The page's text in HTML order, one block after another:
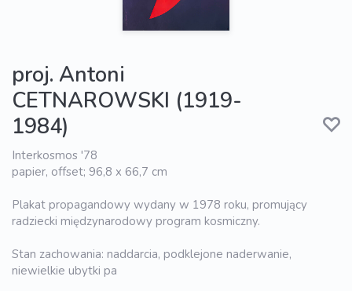
proj. Antoni
CETNAROWSKI (1919-
1984)
Interkosmos '78
papier, offset; 96,8 x 66,7 cm
Plakat propagandowy wydany w 1978 roku, promujący
radziecki międzynarodowy program kosmiczny.
Stan zachowania: naddarcia, podklejone naderwanie,
niewielkie ubytki pa